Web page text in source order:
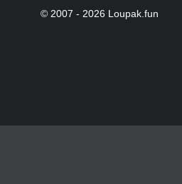
© 2007 - 2026 Loupak.fun